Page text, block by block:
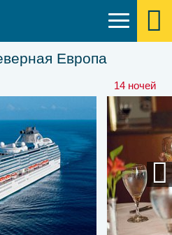
Европа
14 ночей